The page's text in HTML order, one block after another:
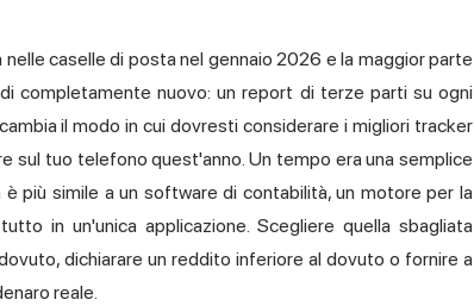
caselle di posta nel gennaio 2026 e la maggior parte
completamente nuovo: un report di terze parti su ogni
il modo in cui dovresti considerare i migliori tracker
sul tuo telefono quest'anno. Un tempo era una semplice
più simile a un software di contabilità, un motore per la
in un'unica applicazione. Scegliere quella sbagliata
dichiarare un reddito inferiore al dovuto o fornire a
reale.